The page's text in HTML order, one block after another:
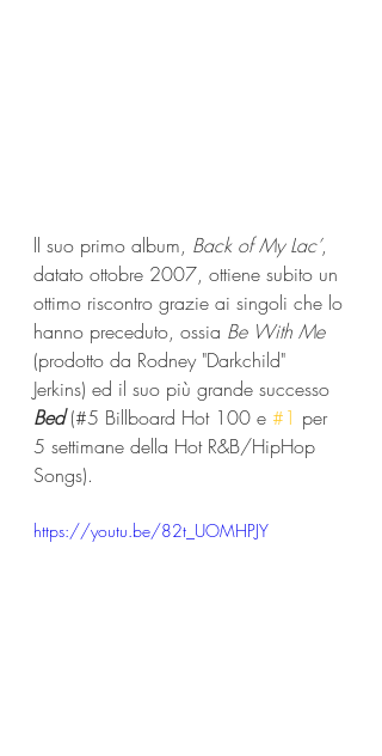
ll suo primo album, Back of My Lac’,
datato ottobre 2007, ottiene subito un
ottimo riscontro grazie ai singoli che lo
hanno preceduto, ossia Be With Me
(prodotto da Rodney "Darkchild"
Jerkins) ed il suo più grande successo
Bed (#5 Billboard Hot 100 e #1 per
5 settimane della Hot R&B/HipHop
Songs).
https://youtu.be/82t_UOMHPJY